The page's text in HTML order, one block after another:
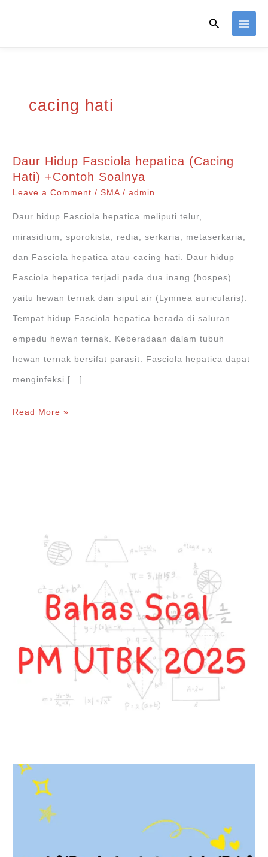
Search
cacing hati
Daur Hidup Fasciola hepatica (Cacing
Hati) +Contoh Soalnya
Leave a Comment /SMA/admin
Daur hidup Fasciola hepatica meliputi telur,
mirasidium, sporokista, redia, serkaria, metaserkaria,
dan Fasciola hepatica atau cacing hati. Daur hidup
Fasciola hepatica terjadi pada dua inang (hospes)
yaitu hewan ternak dan siput air (Lymnea auricularis).
Tempat hidup Fasciola hepatica berada di saluran
empedu hewan ternak. Keberadaan dalam tubuh
hewan ternak bersifat parasit. Fasciola hepatica dapat
menginfeksi […]
Daur
+Contoh
Read More »